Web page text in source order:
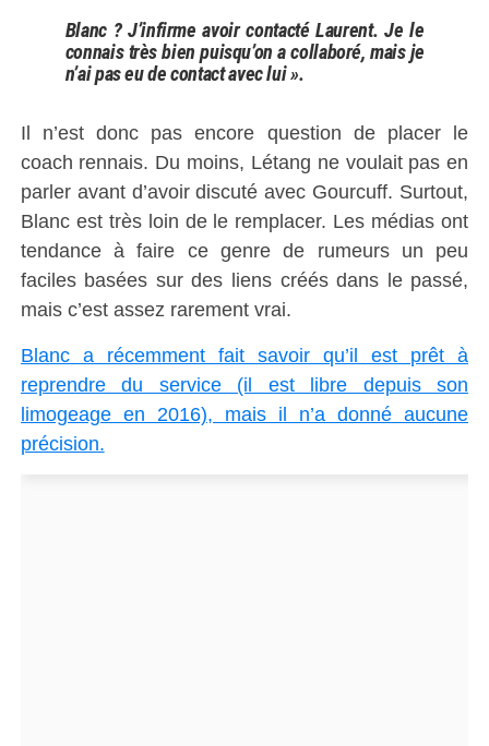
Blanc ? J’infirme avoir contacté Laurent. Je le
connais très bien puisqu’on a collaboré, mais je
n’ai pas eu de contact avec lui ».
Il n’est donc pas encore question de placer le
coach rennais. Du moins, Létang ne voulait pas en
parler avant d’avoir discuté avec Gourcuff. Surtout,
Blanc est très loin de le remplacer. Les médias ont
tendance à faire ce genre de rumeurs un peu
faciles basées sur des liens créés dans le passé,
mais c’est assez rarement vrai.
Blanc a récemment fait savoir qu’il est prêt à
reprendre du service (il est libre depuis son
limogeage en 2016), mais il n’a donné aucune
précision.